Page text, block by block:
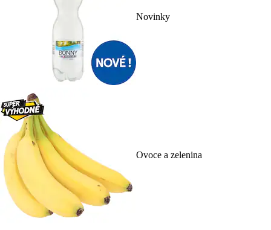
Novinky
Ovoce a zelenina